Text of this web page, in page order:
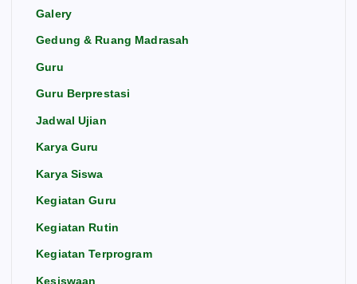
Galery
Gedung & Ruang Madrasah
Guru
Guru Berprestasi
Jadwal Ujian
Karya Guru
Karya Siswa
Kegiatan Guru
Kegiatan Rutin
Kegiatan Terprogram
Kesiswaan